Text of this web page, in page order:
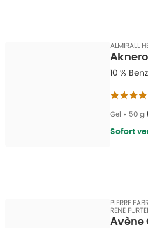
eine Verhornungsstörung im
eine Übersiedlung mit Bakterien oder
Wenn der Talg nicht mehr normal fließt,
ALMIRALL
10 %
Gel • 50 g
Sofort
PIERRE
RENE
Avène